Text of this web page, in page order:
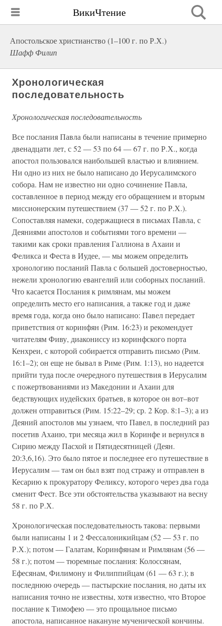
ВикиЧтение
Апостольское христианство (1–100 г. по Р.Х.)
Шафф Филип
Хронологическая
последовательность
Хронологическая последовательность
Все послания Павла были написаны в течение примерно
двенадцати лет, с 52 — 53 по 64 — 67 г. по Р.Х., когда
апостол пользовался наибольшей властью и влиянием.
Ни одно из них не было написано до Иерусалимского
собора. Нам не известно ни одно сочинение Павла,
составленное в период между его обращением и вторым
миссионерским путешествием (37 — 52 г. по Р.Х.).
Сопоставляя намеки, содержащиеся в письмах Павла, с
Деяниями апостолов и событиями того времени —
такими как сроки правления Галлиона в Ахаии и
Феликса и Феста в Иудее, — мы можем определить
хронологию посланий Павла с большей достоверностью,
нежели хронологию евангелий или соборных посланий.
Что касается Послания к римлянам, мы можем
определить место его написания, а также год и даже
время года, когда оно было написано: Павел передает
приветствия от коринфян (Рим. 16:23) и рекомендует
читателям Фиву, диакониссу из коринфского порта
Кенхреи, с которой собирается отправить письмо (Рим.
16:1–2); он еще не бывал в Риме (Рим. 1:13), но надеется
прийти туда после очередного путешествия в Иерусалим
с пожертвованиями из Македонии и Ахаии для
бедствующих иудейских братьев, в которое он вот–вот
должен отправиться (Рим. 15:22–29; ср. 2 Кор. 8:1–3); а из
Деяний апостолов мы узнаем, что Павел, в последний раз
посетив Ахаию, три месяца жил в Коринфе и вернулся в
Сирию между Пасхой и Пятидесятницей (Деян.
20:3,6,16). Это было пятое и последнее его путешествие в
Иерусалим — там он был взят под стражу и отправлен в
Кесарию к прокуратору Феликсу, которого через два года
сменит Фест. Все эти обстоятельства указывают на весну
58 г. по Р.Х.
Хронологическая последовательность такова: первыми
были написаны 1 и 2 Фессалоникийцам (52 — 53 г. по
Р.Х.); потом — Галатам, Коринфянам и Римлянам (56 —
58 г.); потом — тюремные послания: Колоссянам,
Ефесянам, Филимону и Филиппийцам (61 — 63 г.); в
последнюю очередь — пастырские послания, но даты их
написания точно не известны, хотя известно, что Второе
послание к Тимофею — это прощальное письмо
апостола, написанное накануне мученической кончины.